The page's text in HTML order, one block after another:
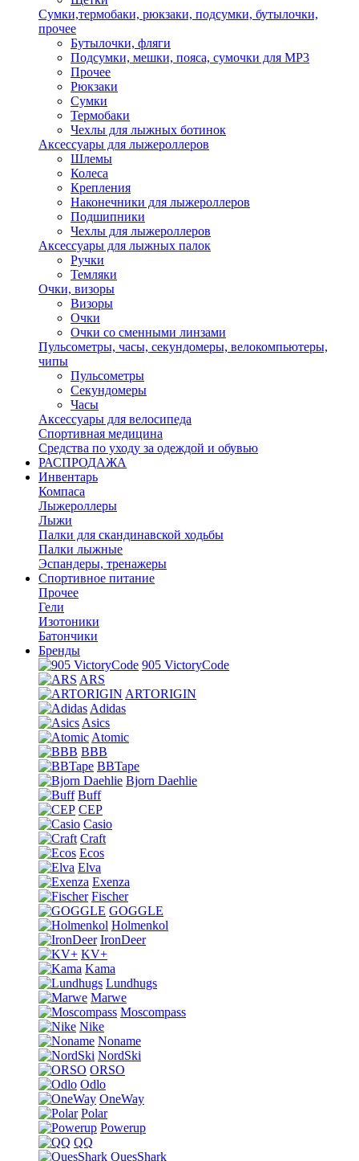
Сумки,термобаки, рюкзаки, подсумки, бутылочки,
прочее
Бутылочки, фляги
Подсумки, мешки, пояса, сумочки для MP3
Прочее
Рюкзаки
Сумки
Термобаки
Чехлы для лыжных ботинок
Аксессуары для лыжероллеров
Шлемы
Колеса
Крепления
Наконечники для лыжероллеров
Подшипники
Чехлы для лыжероллеров
Аксессуары для лыжных палок
Ручки
Темляки
Очки, визоры
Визоры
Очки
Очки со сменными линзами
Пульсометры, часы, секундомеры, велокомпьютеры,
чипы
Пульсометры
Секундомеры
Часы
Аксессуары для велосипеда
Спортивная медицина
Средства по уходу за одеждой и обувью
РАСПРОДАЖА
Инвентарь
Компаса
Лыжероллеры
Лыжи
Палки для скандинавской ходьбы
Палки лыжные
Эспандеры, тренажеры
Спортивное питание
Прочее
Гели
Изотоники
Батончики
Бренды
905 VictoryCode
ARS
ARTORIGIN
Adidas
Asics
Atomic
BBB
BBTape
Bjorn Daehlie
Buff
CEP
Casio
Craft
Ecos
Elva
Exenza
Fischer
GOGGLE
Holmenkol
IronDeer
KV+
Kama
Lundhugs
Marwe
Moscompass
Nike
Noname
NordSki
ORSO
Odlo
OneWay
Polar
Powerup
QQ
QuesShark